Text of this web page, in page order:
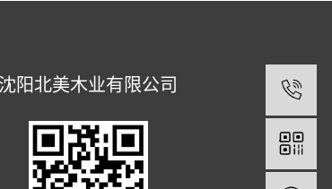
沈阳北美木业有限公司